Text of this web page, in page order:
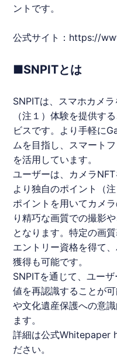
ントです。
公式サイト： https://
■SNPITとは
SNPITは、スマホカメ
（注１）体験を提供す
ビスです。より手軽に
ムを目指し、スマート
を活用しています。
ユーザーは、カメラ
より独自のポイント（
ポイントを用いてカメ
り精巧な画質での撮影
となります。特定の画
エントリー資格を得て
獲得も可能です。
SNPITを通じて、ユー
値を再認識することが
や文化遺産保護への意
ます。
詳細は公式Whitepaper
ださい。